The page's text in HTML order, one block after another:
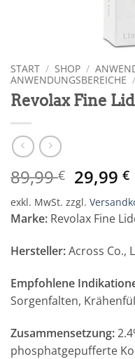
START / SHOP /
ANWENDUNGSBEREICHE /
Revolax Fine
89,99€
Preis
war:
89,99 €
29,99€
exkl. MwSt. zzgl.
Marke: Revolax Fine
Hersteller:Across Co.,
Empfohlene
Sorgenfalten,
Zusammensetzung:
phosphatgepufferte